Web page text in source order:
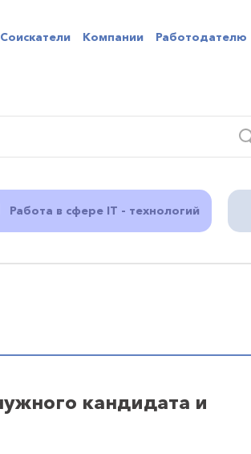
Соискатели Компании Работодателю
Работа в сфере IT - технологий
кандидата и